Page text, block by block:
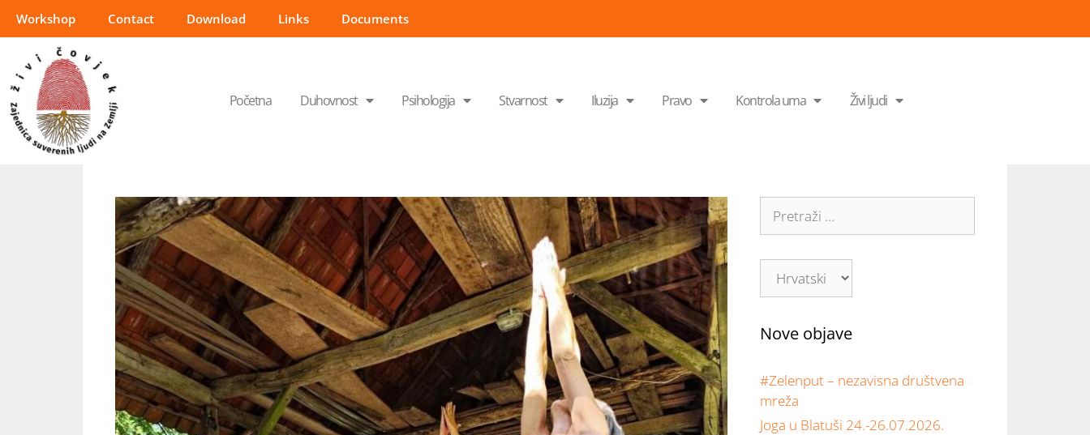
Workshop Contact Download Links Documents
Početna Duhovnost Psihologija Stvarnost Iluzija Pravo Kontrola uma Živi ljudi
Nove objave
#Zelenput – nezavisna društvena
mreža
Joga u Blatuši 24.-26.07.2026.